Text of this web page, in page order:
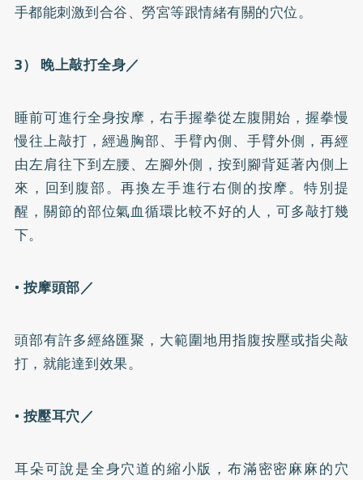
手都能刺激到合谷、勞宮等跟情緒有關的穴位。
3） 晚上敲打全身／
睡前可進行全身按摩，右手握拳從左腹開始，握拳慢
慢往上敲打，經過胸部、手臂內側、手臂外側，再經
由左肩往下到左腰、左腳外側，按到腳背延著內側上
來，回到腹部。再換左手進行右側的按摩。特別提
醒，關節的部位氣血循環比較不好的人，可多敲打幾
下。
• 按摩頭部／
頭部有許多經絡匯聚，大範圍地用指腹按壓或指尖敲
打，就能達到效果。
• 按壓耳穴／
耳朵可說是全身穴道的縮小版，布滿密密麻麻的穴